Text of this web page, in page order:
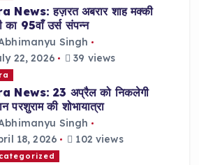
News: हज़रत अबरार शाह मक्की
का 95वाँ उर्स संपन्न
Singh
22, 2026
39 views
News: 23 अप्रैल को निकलेगी
परशुराम की शोभायात्रा
Singh
18, 2026
102 views